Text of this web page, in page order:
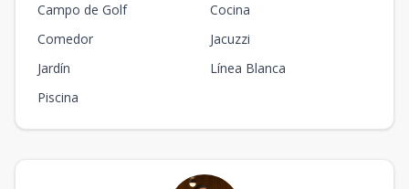
Campo de Golf
Cocina
Comedor
Jacuzzi
Jardín
Línea Blanca
Piscina